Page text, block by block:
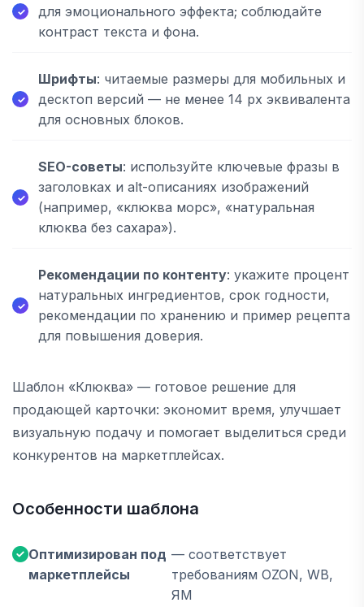
для эмоционального эффекта; соблюдайте
контраст текста и фона.
Шрифты: читаемые размеры для мобильных и
десктоп версий — не менее 14 px эквивалента
для основных блоков.
SEO-советы: используйте ключевые фразы в
заголовках и alt-описаниях изображений
(например, «клюква морс», «натуральная
клюква без сахара»).
Рекомендации по контенту: укажите процент
натуральных ингредиентов, срок годности,
рекомендации по хранению и пример рецепта
для повышения доверия.
Шаблон «Клюква» — готовое решение для
продающей карточки: экономит время, улучшает
визуальную подачу и помогает выделиться среди
конкурентов на маркетплейсах.
Особенности шаблона
Оптимизирован под
маркетплейсы
— соответствует
требованиям OZON, WB,
ЯМ